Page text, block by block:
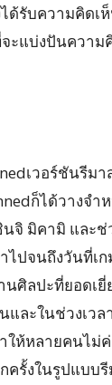
ด้รับความคิดเ
ะแบ่งปันควา
เวอร์ชันรีมา
ก็ได้วางจำ
มิคามิ และช่
ไปจนถึงวันที่เ
นศิลปะที่ยอดเยี่
ละในช่วงเว
ให้หลายคนไม่
รั้งในรูปแบบ